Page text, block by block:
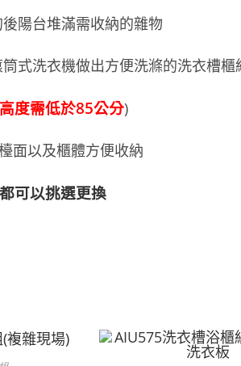
陽台堆滿需收納的雜物
式洗衣機做出方便洗滌的洗衣槽櫃
度需低於85公分)
面以及櫃體方便收納
可以挑選更換